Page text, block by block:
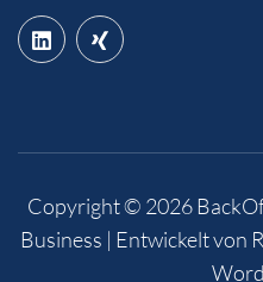
Copyright © 2026
Business | Entwickelt von